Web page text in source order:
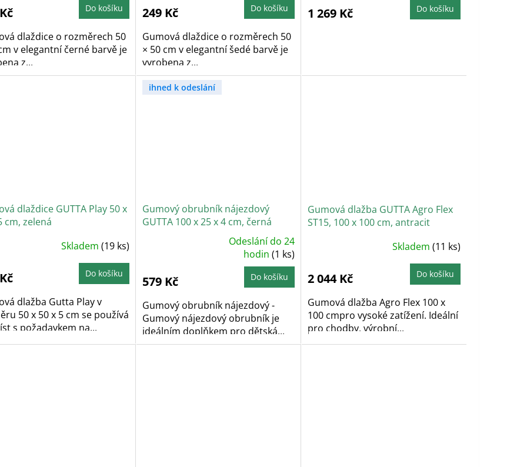
Do košíku
dlaždice o rozměrech 50
v elegantní černé barvě je
z...
249 Kč Do košíku
Gumová dlaždice o rozměrech 50
× 50 cm v elegantní šedé barvě je
vyrobena z...
1 269 Kč Do košíku
dlaždice GUTTA Play 50 x
cm, zelená
Skladem (19 ks)
Do košíku
dlažba Gutta Play v
50 x 50 x 5 cm se používá
s požadavkem na...
ihned k odeslání
Gumový obrubník nájezdový
GUTTA 100 x 25 x 4 cm, černá
5,0
z
5
Odeslání do 24
hodin(1 ks)
579 Kč Do košíku
Gumový obrubník nájezdový -
Gumový nájezdový obrubník je
ideálním doplňkem pro dětská...
Gumová dlažba GUTTA Agro Flex
ST15, 100 x 100 cm, antracit
Skladem (11 ks)
2 044 Kč Do košíku
Gumová dlažba Agro Flex 100 x
100 cmpro vysoké zatížení. Ideální
pro chodby, výrobní...